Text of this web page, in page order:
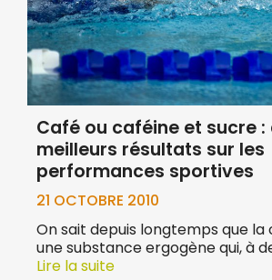
Café ou caféine et sucre :
meilleurs résultats sur les
performances sportives
21 OCTOBRE 2010
On sait depuis longtemps que la
une substance ergogène qui, à
Lire la suite